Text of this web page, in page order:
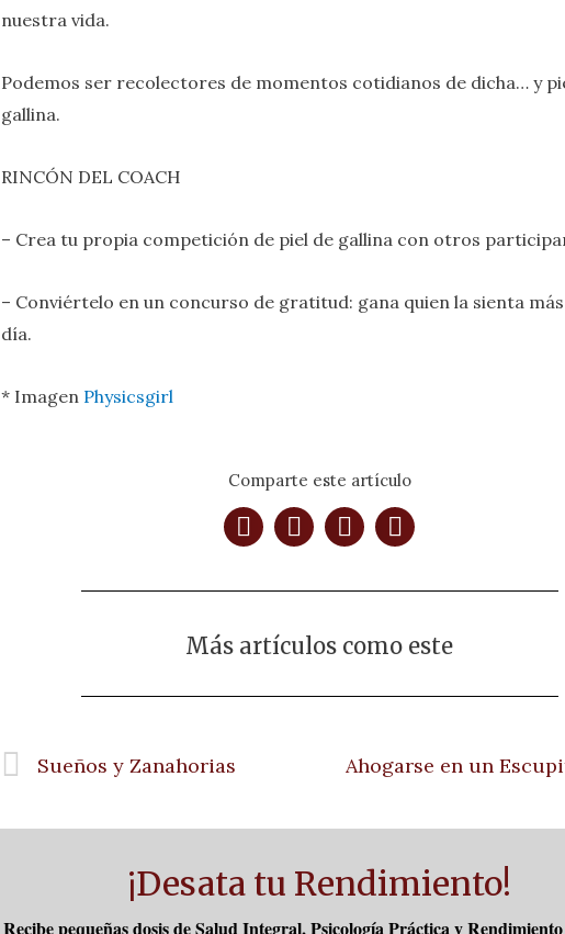
nuestra vida.
Podemos ser recolectores de momentos cotidianos de dicha… y
gallina.
RINCÓN DEL COACH
– Crea tu propia competición de piel de gallina con otros
– Conviértelo en un concurso de gratitud: gana quien la sienta
día.
* Imagen Physicsgirl
Comparte este artículo
Más artículos como este
Sueños y Zanahorias Ahogarse en un
¡Desata tu Rendimiento!
Recibe pequeñas dosis de Salud Integral, Psicología Práctica y